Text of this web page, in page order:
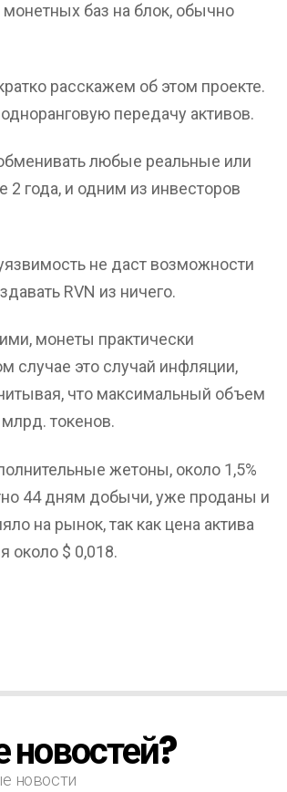
баз на блок, обычно
расскажем об этом проекте.
передачу активов.
любые реальные или
года, и одним из инвесторов
не даст возможности
RVN из ничего.
монеты практически
случае это случай инфляции,
что максимальный объем
токенов.
жетоны, около 1,5%
44 дням добычи, уже проданы и
на рынок, так как цена актива
около $ 0,018.
новости